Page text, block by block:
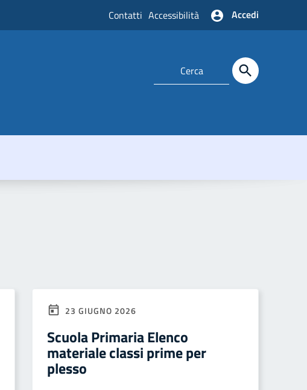
Contatti Accessibilità Accedi
23 GIUGNO 2026
Scuola Primaria Elenco
materiale classi prime per
plesso